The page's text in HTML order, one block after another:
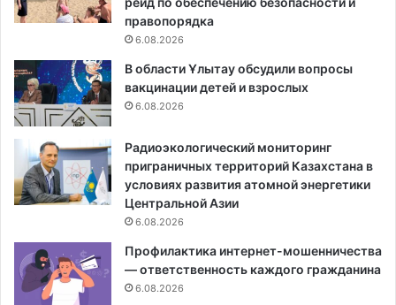
правопорядка
6.08.2026
В области Ұлытау обсудили вопросы
вакцинации детей и взрослых
6.08.2026
Радиоэкологический мониторинг
приграничных территорий Казахстана в
условиях развития атомной энергетики
Центральной Азии
6.08.2026
Профилактика интернет-мошенничества
— ответственность каждого гражданина
6.08.2026